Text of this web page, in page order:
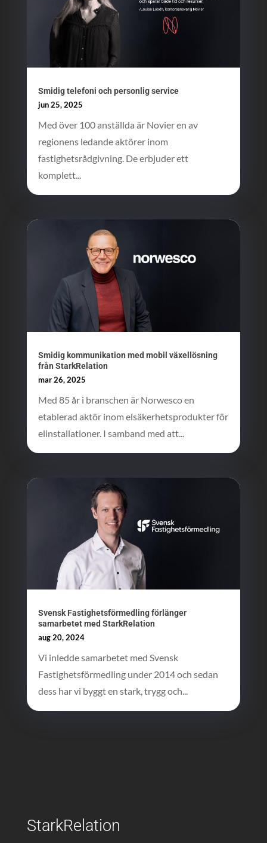
Smidig telefoni och personlig service
jun 25, 2025
Med över 100 anställda är Novier en av
regionens ledande aktörer inom
fastighetsrådgivning. De erbjuder ett
komplett...
Smidig kommunikation med mobil växellösning
från StarkRelation
mar 26, 2025
Med 85 år i branschen är Norwesco en
etablerad aktör inom elsäkerhetsprodukter för
elinstallationer. I samband med att...
Svensk Fastighetsförmedling förlänger
samarbetet med StarkRelation
aug 20, 2024
Vi inledde samarbetet med Svensk
Fastighetsförmedling under 2014 och sedan
dess har vi byggt en stark, trygg och...
StarkRelation